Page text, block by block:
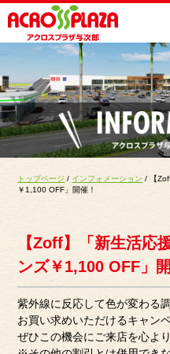
トップページ / インフォメーション / 【
￥1,100 OFF」開催！
【Zoff】「新生活
ンズ￥1,100 OFF」開
紫外線に反応して色が変わる
お買い求めいただけるキャン
ぜひこの機会にご来店を心よ